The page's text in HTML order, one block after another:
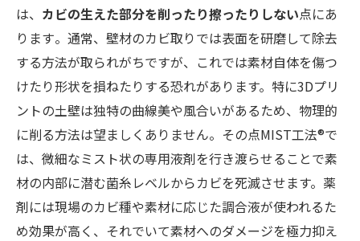
は、 カビの生えた部分を削ったり擦ったりしない点にあ
ります​。通常、壁材のカビ取りでは表面を研磨して除去
する方法が取られがちですが、これでは素材自体を傷つ
けたり形状を損ねたりする恐れがあります。特に3Dプリ
ントの土壁は独特の曲線美や風合いがあるため、物理的
に削る方法は望ましくありません。その点MIST工法®で
は、微細なミスト状の専用液剤を行き渡らせることで素
材の内部に潜む菌糸レベルからカビを死滅させます。薬
剤には現場のカビ種や素材に応じた調合液が使われるた
め効果が高く、それでいて素材へのダメージを極力抑え